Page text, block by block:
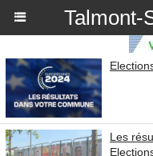
Talmont-
Les